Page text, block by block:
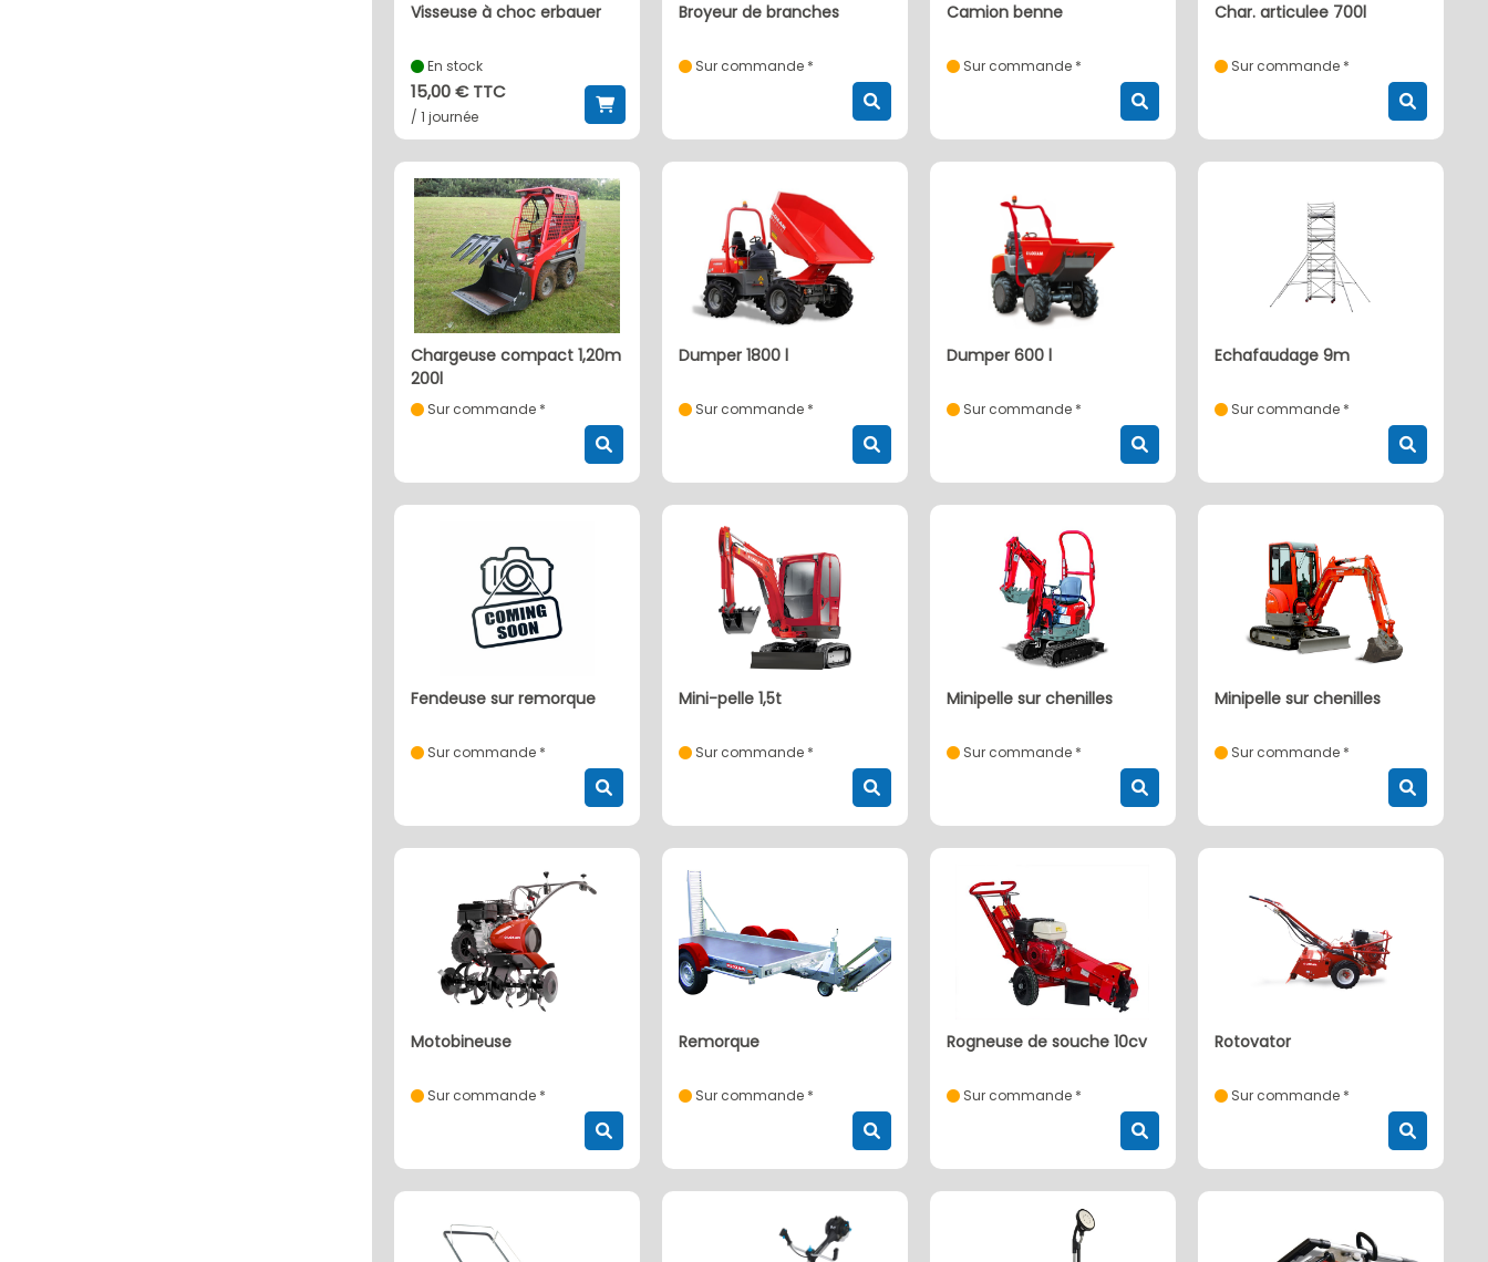
visseuse à choc erbauer
En stock
15,00 € TTC
/ 1 journée
broyeur de branches
Sur commande *
camion benne
Sur commande *
char. articulee 700l
Sur commande *
chargeuse compact 1,20m
200l
Sur commande *
dumper 1800 l
Sur commande *
dumper 600 l
Sur commande *
echafaudage 9m
Sur commande *
fendeuse sur remorque
Sur commande *
mini-pelle 1,5t
Sur commande *
minipelle sur chenilles
Sur commande *
minipelle sur chenilles
Sur commande *
motobineuse
Sur commande *
remorque
Sur commande *
rogneuse de souche 10cv
Sur commande *
rotovator
Sur commande *